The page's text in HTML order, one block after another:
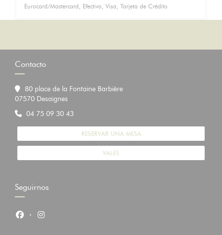
Eurocard/Mastercard, Efectivo, Visa, Tarjeta de Crédito
Contacto
80 place de la Fontaine Barbière
07570 Desaignes
04 75 09 30 43
RESERVAR UNA MESA
VALES
Seguirnos
Facebook ((abre en una nueva ventana))
Instagram ((abre en una nueva ventana))